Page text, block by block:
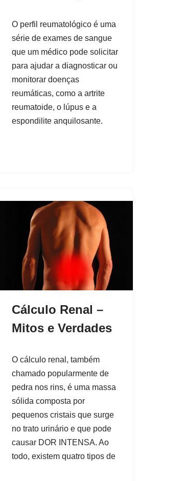
O perfil reumatológico é uma
série de exames de sangue
que um médico pode solicitar
para ajudar a diagnosticar ou
monitorar doenças
reumáticas, como a artrite
reumatoide, o lúpus e a
espondilite anquilosante.
Cálculo Renal –
Mitos e Verdades
O cálculo renal, também
chamado popularmente de
pedra nos rins, é uma massa
sólida composta por
pequenos cristais que surge
no trato urinário e que pode
causar DOR INTENSA. Ao
todo, existem quatro tipos de